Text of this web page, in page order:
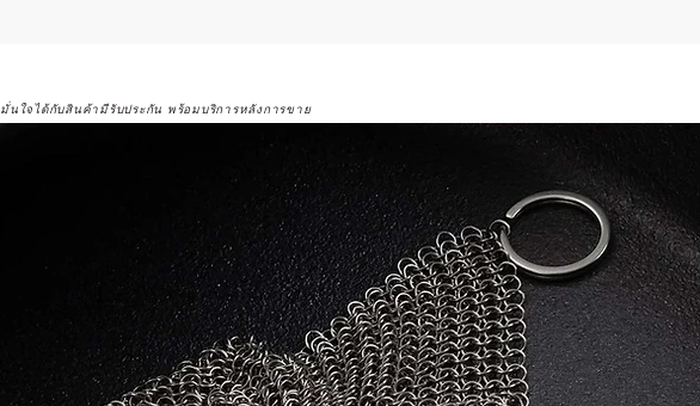
มั่นใจได้กับสินค้ามีรับประกัน พร้อมบริการหลังการขาย